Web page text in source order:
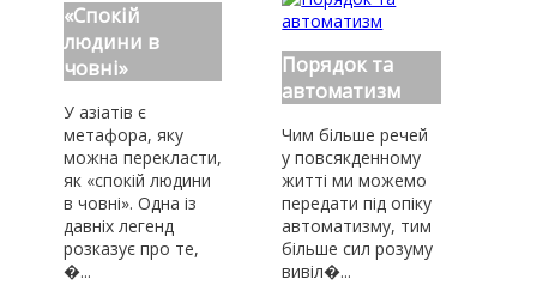
«Спокій
людини в
човні»
У азіатів є
метафора, яку
можна перекласти,
як «спокій людини
в човні». Одна із
давніх легенд
розказує про те,
�...
Порядок та
автоматизм
Чим більше речей
у повсякденному
житті ми можемо
передати під опіку
автоматизму, тим
більше сил розуму
вивіл�...